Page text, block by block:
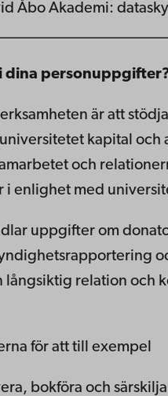
Åbo Akademi:
dina
är att
kapital och
och
i enlighet med
uppgifter om
relation och
för att till exempel
bokföra och